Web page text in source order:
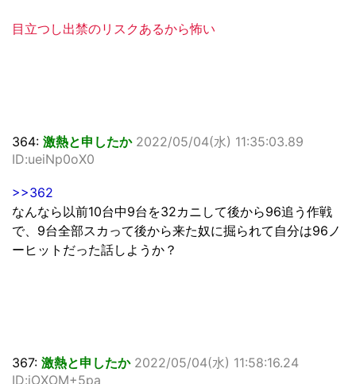
目立つし出禁のリスクあるから怖い
364: 激熱と申したか 2022/05/04(水) 11:35:03.89
ID:ueiNp0oX0
>>362
なんなら以前10台中9台を32カニして後から96追う作戦
で、9台全部スカって後から来た奴に掘られて自分は96ノ
ーヒットだった話しようか？
367: 激熱と申したか 2022/05/04(水) 11:58:16.24
ID:jOXOM+5pa